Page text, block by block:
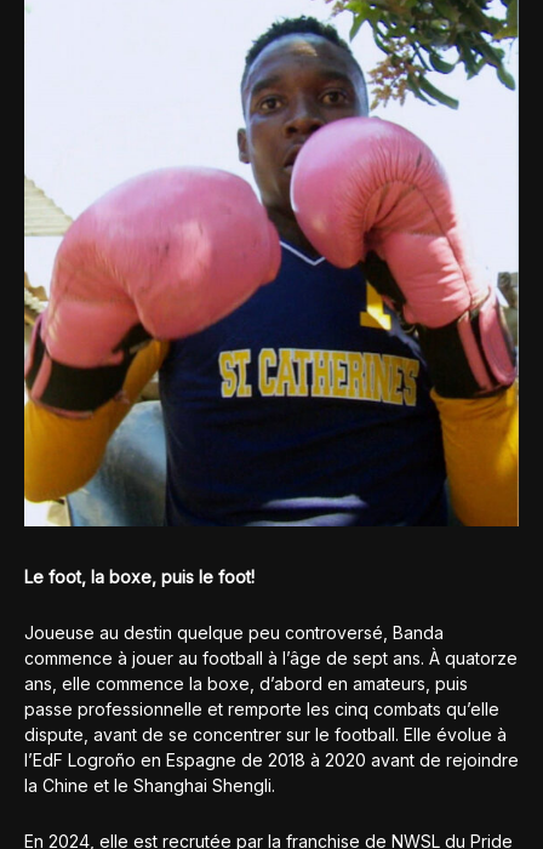
Le foot, la boxe, puis le foot!
Joueuse au destin quelque peu controversé, Banda
commence à jouer au football à l’âge de sept ans. À quatorze
ans, elle commence la boxe, d’abord en amateurs, puis
passe professionnelle et remporte les cinq combats qu’elle
dispute, avant de se concentrer sur le football. Elle évolue à
l’EdF Logroño en Espagne de 2018 à 2020 avant de rejoindre
la Chine et le Shanghai Shengli.
En 2024, elle est recrutée par la franchise de NWSL du Pride